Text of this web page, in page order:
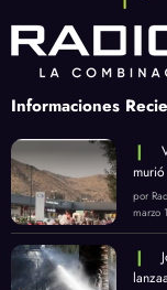
Informaciones
por
marzo